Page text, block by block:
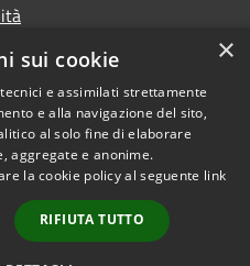
Copyright © 2026 • Comune di
San Giorgio Bigarello •
Powered byMunicipium
Accesso redazione
×
sui cookie
e assimilati strettamente
e alla navigazione del sito,
al solo fine di elaborare
aggregate e anonime.
la cookie policy al seguente link
RIFIUTA TUTTO